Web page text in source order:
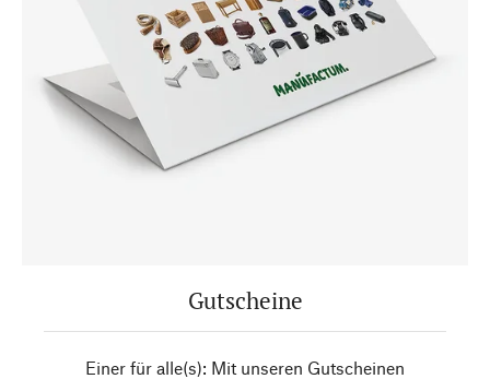
Gutscheine
Einer für alle(s): Mit unseren Gutscheinen